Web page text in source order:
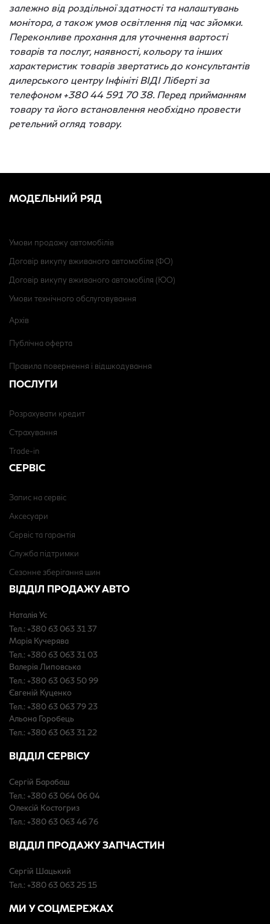
залежно від роздільної здатності та налаштувань
монітора, а також умов освітлення під час зйомки.
Переконливе прохання для уточнення вартості
товарів та послуг, наявності, кольору та інших
характеристик товарів звертатись до консультантів
дилерського центру Інфініті ВІДІ Ліберті за
телефоном +380 44 591 70 38. Перед прийманням
товару та його встановлення необхідно провести
ретельний огляд товару.
МОДЕЛЬНИЙ РЯД
Умови продажу автомобілів
Договір викупу вживаного автомобіля (ФО)
Договір викупу вживаного автомобіля (ЮО)
Умови технічного обслуговування
Архів
Публічна оферта
Правила повернення і відшкодування
ПОСЛУГИ
Розрахувати кредит
Страхування
Trade-in
СЕРВІС
Запис на сервіс
Аксесуари
Сервіс та гарантія
Служба підтримки
Сезонне зберігання шин
ВІДДІЛ ПРОДАЖУ АВТО
Наталія Ус
Тел.: +380 63 063 31 37
Марія Кучерява
Тел.: +380 63 063 31 03
Валерія Липовська
Тел.: +380 63 063 50 99
Євгеній Куценко
Тел.: +380 63 063 79 23
Альона Горобець
Тел.: +380 63 063 31 22
ВІДДІЛ СЕРВІСУ
Сергій Барабаш
Тел.: +380 63 064 06 04
Олексій Костогриз
Тел.: +380 63 063 46 76
ВІДДІЛ ПРОДАЖУ ЗАПЧАСТИН
Сергій Шацький
Тел.: +380 63 063 25 15
МИ У СОЦМЕРЕЖАХ